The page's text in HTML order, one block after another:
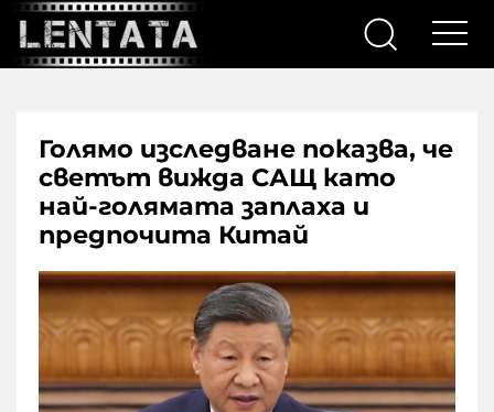
Голямо изследване показва, че
светът вижда САЩ като
най-голямата заплаха и
предпочита Китай